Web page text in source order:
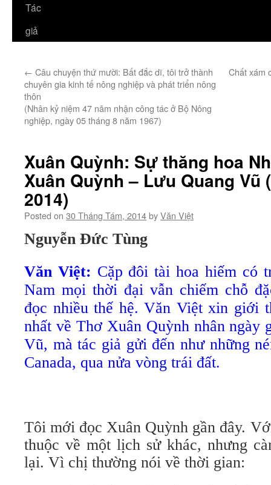
Tác
giả
← Câu chuyện thứ mười: Bất đắc dĩ, tôi trở thành
chuyên gia kinh tế nông nghiệp và phát triển nông
thôn
(Nhân kỷ niệm 47 năm nhận công tác ở Bộ Nông
nghiệp, ngày 05 tháng 8 năm 1967)
Chất xám
Xuân Quỳnh: Sự thăng hoa
Xuân Quỳnh – Lưu Quang Vũ
2014)
Posted on 30 Tháng Tám, 2014byVăn Việt
Nguyễn Đức Tùng
Văn Việt: Cặp đôi tài hoa hiếm có
Nam mọi thời đại vẫn chiếm chỗ
đọc nhiều thế hệ. Văn Việt xin giới
nhất về Thơ Xuân Quỳnh nhân ngày
Vũ, mà tác giả gửi đến như những
Canada, qua nửa vòng trái đất.
Tôi mới đọc Xuân Quỳnh gần đây.
thuộc về một lịch sử khác, nhưng
lại. Vì chị thường nói về thời gian: